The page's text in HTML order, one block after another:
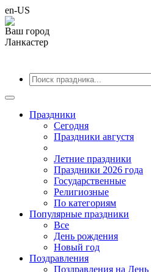
en-US
Ваш город
Ланкастер
Праздники
Cегодня
Праздники августя
Летние праздники
Праздники 2026 года
Государственные
Религиозные
По категориям
Популярные праздники
Все
День рождения
Новый год
Поздравления
Поздравления на